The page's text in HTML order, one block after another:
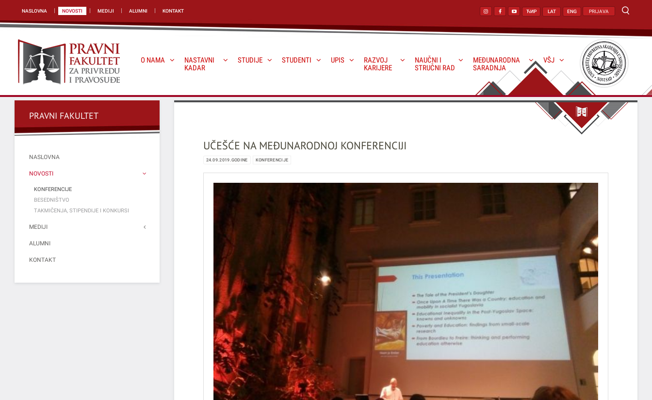
NASLOVNA NOVOSTI MEDIJI ALUMNI KONTAKT PRIJAVA
ЋИР LAT ENG
O NAMA
NASTAVNI
KADAR
STUDIJE STUDENTI UPIS
RAZVOJ
KARIJERE
NAUČNI I
STRUČNI RAD
MEĐUNARODNA
SARADNJA
VŠJ
UČEŠĆE NA MEĐUNARODNOJ KONFERENCIJI
24.09.2019.GODINE KONFERENCIJE
PRAVNI FAKULTET
NASLOVNA
NOVOSTI
KONFERENCIJE
BESEDNIŠTVO
TAKMIČENJA, STIPENDIJE I KONKURSI
MEDIJI
ALUMNI
KONTAKT